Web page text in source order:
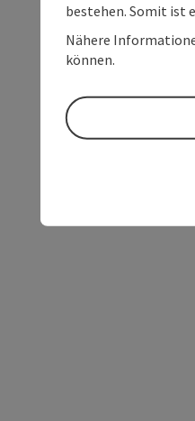
bestehen. Somit ist
Nähere
können.